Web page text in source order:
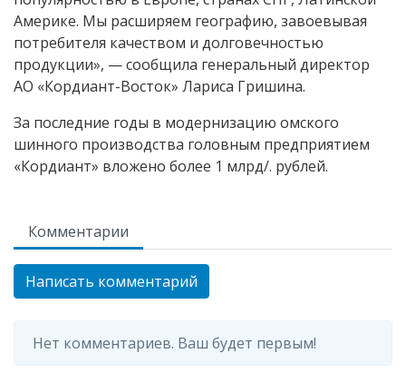
Америке. Мы расширяем географию, завоевывая
потребителя качеством и долговечностью
продукции», — сообщила генеральный директор
АО «Кордиант-Восток» Лариса Гришина.
За последние годы в модернизацию омского
шинного производства головным предприятием
«Кордиант» вложено более 1 млрд/. рублей.
Комментарии
Написать комментарий
Нет комментариев. Ваш будет первым!